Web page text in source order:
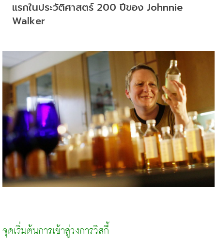
แรกในประวัติศาสตร์ 200 ปีของ Johnnie
Walker
จุดเริ่มต้นการเข้าสู่วงการวิสกี้